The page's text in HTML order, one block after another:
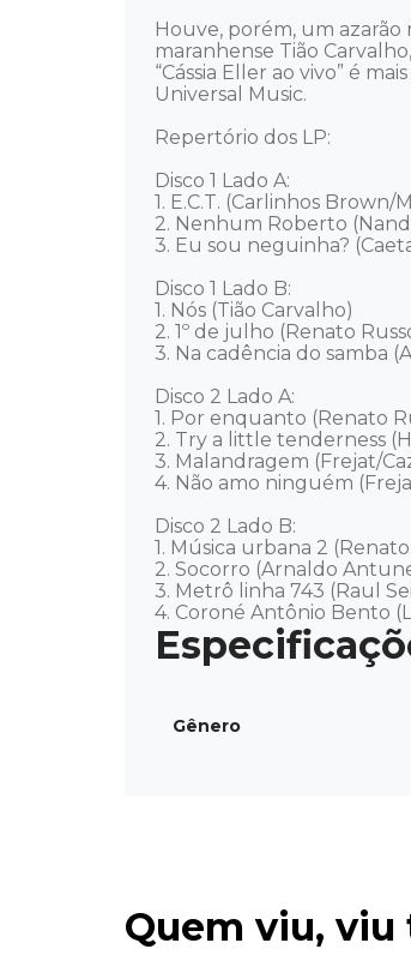
Houve, porém, um azarão
maranhense Tião
“Cássia Eller ao vivo” é
Universal Music.
Repertório dos LP:
Disco 1 Lado A:
1. E.C.T. (Carlinhos Brown/
2. Nenhum Roberto
3. Eu sou neguinha?
Disco 1 Lado B:
1. Nós (Tião Carvalho)
2. 1º de julho (Renato
3. Na cadência do samba
Disco 2 Lado A:
1. Por enquanto (Renato
2. Try a little tenderness
3. Malandragem (Frejat/
4. Não amo ninguém
Disco 2 Lado B:
1. Música urbana 2
2. Socorro (Arnaldo
3. Metrô linha 743 (Raul
4. Coroné Antônio Bento
Gênero
Quem viu, viu